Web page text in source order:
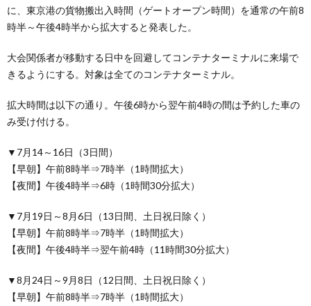
に、東京港の貨物搬出入時間（ゲートオープン時間）を通常の午前8
時半～午後4時半から拡大すると発表した。
大会関係者が移動する日中を回避してコンテナターミナルに来場で
きるようにする。対象は全てのコンテナターミナル。
拡大時間は以下の通り。午後6時から翌午前4時の間は予約した車の
み受け付ける。
▼7月14～16日（3日間）
【早朝】午前8時半⇒7時半（1時間拡大）
【夜間】午後4時半⇒6時（1時間30分拡大）
▼7月19日～8月6日（13日間、土日祝日除く）
【早朝】午前8時半⇒7時半（1時間拡大）
【夜間】午後4時半⇒翌午前4時（11時間30分拡大）
▼8月24日～9月8日（12日間、土日祝日除く）
【早朝】午前8時半⇒7時半（1時間拡大）